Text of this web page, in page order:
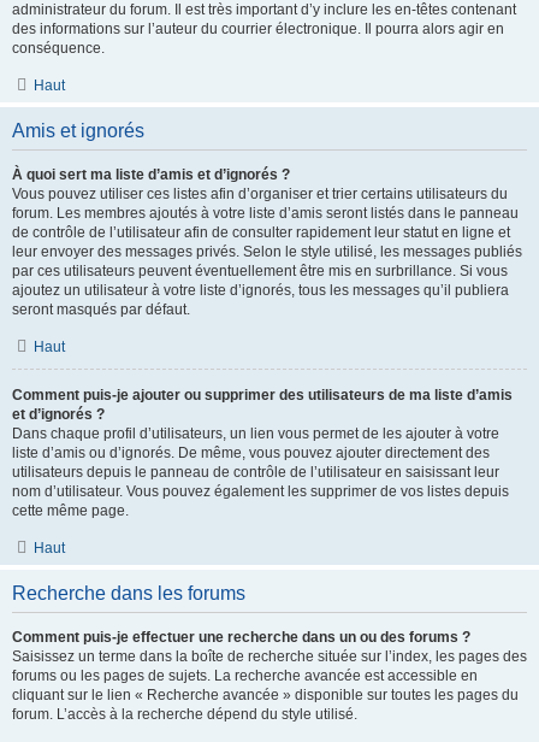
administrateur du forum. Il est très important d’y inclure les en-têtes contenant
des informations sur l’auteur du courrier électronique. Il pourra alors agir en
conséquence.
Haut
Amis et ignorés
À quoi sert ma liste d’amis et d’ignorés ?
Vous pouvez utiliser ces listes afin d’organiser et trier certains utilisateurs du
forum. Les membres ajoutés à votre liste d’amis seront listés dans le panneau
de contrôle de l’utilisateur afin de consulter rapidement leur statut en ligne et
leur envoyer des messages privés. Selon le style utilisé, les messages publiés
par ces utilisateurs peuvent éventuellement être mis en surbrillance. Si vous
ajoutez un utilisateur à votre liste d’ignorés, tous les messages qu’il publiera
seront masqués par défaut.
Haut
Comment puis-je ajouter ou supprimer des utilisateurs de ma liste d’amis
et d’ignorés ?
Dans chaque profil d’utilisateurs, un lien vous permet de les ajouter à votre
liste d’amis ou d’ignorés. De même, vous pouvez ajouter directement des
utilisateurs depuis le panneau de contrôle de l’utilisateur en saisissant leur
nom d’utilisateur. Vous pouvez également les supprimer de vos listes depuis
cette même page.
Haut
Recherche dans les forums
Comment puis-je effectuer une recherche dans un ou des forums ?
Saisissez un terme dans la boîte de recherche située sur l’index, les pages des
forums ou les pages de sujets. La recherche avancée est accessible en
cliquant sur le lien « Recherche avancée » disponible sur toutes les pages du
forum. L’accès à la recherche dépend du style utilisé.